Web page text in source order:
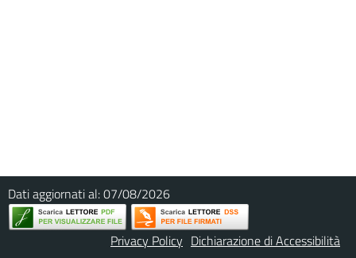
Dati aggiornati al:07/08/2026
Dichiarazione di Accessibilità
Privacy Policy